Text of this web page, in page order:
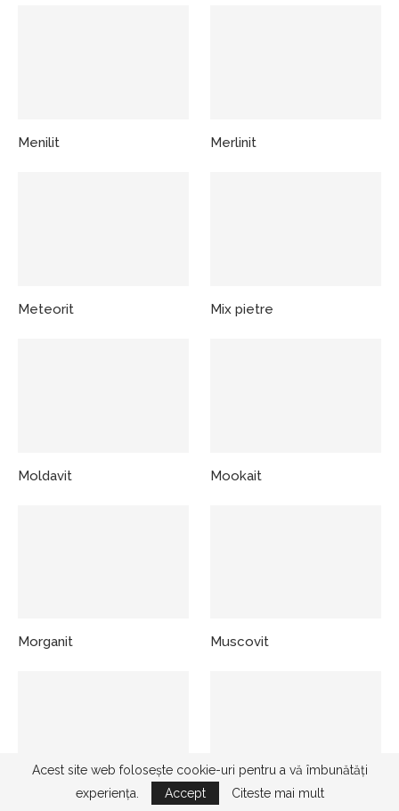
Menilit Merlinit
Meteorit Mix pietre
Moldavit Mookait
Morganit Muscovit
Acest site web folosește cookie-uri pentru a vă îmbunătăți
experiența.
Accept Citeste mai mult